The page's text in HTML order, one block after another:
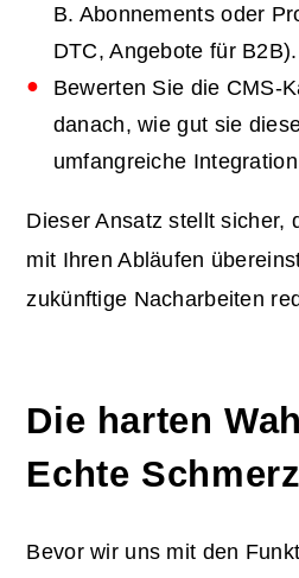
B. Abonnements oder
DTC, Angebote für B2B).
Bewerten Sie die CMS-
danach, wie gut sie
umfangreiche
Dieser Ansatz stellt sicher,
mit Ihren Abläufen
zukünftige Nacharbeiten
Die harten
Echte
Bevor wir uns mit den